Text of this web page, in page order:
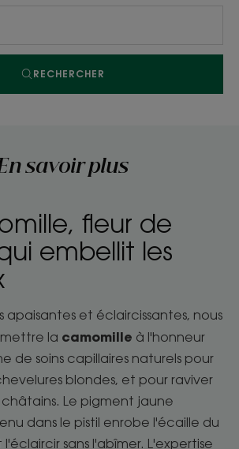
RECHERCHER
savoir plus
fleur de
embellit les
apaisantes et éclaircissantes, nous
la camomille à l'honneur
de soins capillaires naturels pour
blondes, et pour raviver
Le pigment jaune
dans le pistil enrobe l'écaille du
sans l'abîmer. L'expertise